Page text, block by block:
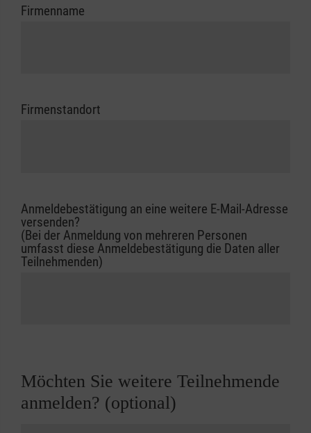
Firmenname
Firmenstandort
Anmeldebestätigung an eine weitere E-Mail-Adresse
versenden?
(Bei der Anmeldung von mehreren Personen
umfasst diese Anmeldebestätigung die Daten aller
Teilnehmenden)
Möchten Sie weitere Teilnehmende
anmelden? (optional)